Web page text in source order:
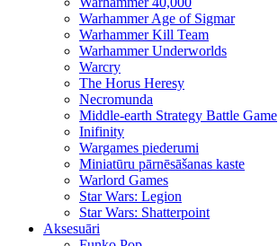
Warhammer Age of Sigmar
Warhammer Kill Team
Warhammer Underworlds
Warcry
The Horus Heresy
Necromunda
Middle-earth Strategy Battle Game
Inifinity
Wargames piederumi
Miniatūru pārnēsāšanas kaste
Warlord Games
Star Wars: Legion
Star Wars: Shatterpoint
Aksesuāri